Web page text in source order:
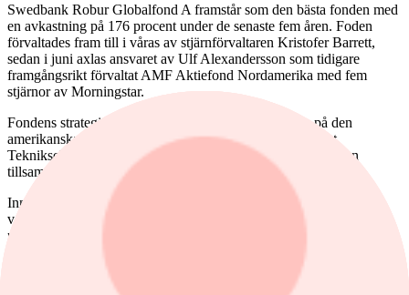
Swedbank Robur Globalfond A framstår som den bästa fonden med
en avkastning på 176 procent under de senaste fem åren. Foden
förvaltades fram till i våras av stjärnförvaltaren Kristofer Barrett,
sedan i juni axlas ansvaret av Ulf Alexandersson som tidigare
framgångsrikt förvaltat AMF Aktiefond Nordamerika med fem
stjärnor av Morningstar.
Fondens strategi har varit centrerad kring en stark tro på den
amerikanska aktiemarknaden med en vikt runt 70 procent.
Tekniksektorn har haft en betydande övervikt under perioden
tillsammans med hälsovårdsbolag.
Innehav i företag som Apple, Microsoft, Nvidia och Alphabet har
varit avgörande för avkastningen, särskilt under COVID-19-
pandemin då teknikaktier steg kraftigt på grund av ökad efterfrågan
Swedbank Roburs fokus på teknologijättar har lönat sig genom att